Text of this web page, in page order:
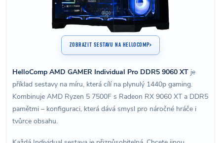
ZOBRAZIT SESTAVU NA HELLOCOMP
HelloComp AMD GAMER Individual Pro DDR5 9060 XT je
příklad sestavy na míru, která cílí na plynulý 1440p gaming.
Kombinuje AMD Ryzen 5 7500F s Radeon RX 9060 XT a DDR5
pamětmi – konfiguraci, která dává smysl pro náročné hráče i
tvůrce obsahu.